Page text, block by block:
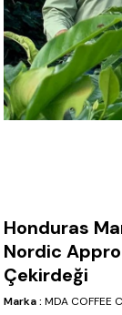
Honduras
Nordic
Çekirdeği
Marka : MDA COFFEE